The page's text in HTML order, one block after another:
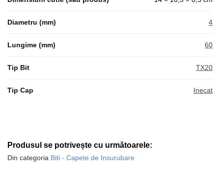
Diametru (mm) 4
Lungime (mm) 60
Tip Bit TX20
Tip Cap Inecat
Produsul se potrivește cu următoarele:
Din categoria Biti - Capete de Insurubare